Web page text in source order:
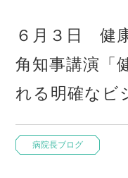
６月３日 健
角知事講演「
れる明確なビ
病院長ブログ